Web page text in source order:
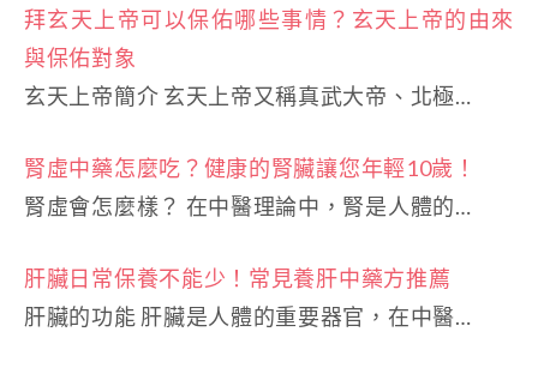
拜玄天上帝可以保佑哪些事情？玄天上帝的由來
與保佑對象
玄天上帝簡介 玄天上帝又稱真武大帝、北極…
腎虛中藥怎麼吃？健康的腎臟讓您年輕10歲！
腎虛會怎麼樣？ 在中醫理論中，腎是人體的…
肝臟日常保養不能少！常見養肝中藥方推薦
肝臟的功能 肝臟是人體的重要器官，在中醫…